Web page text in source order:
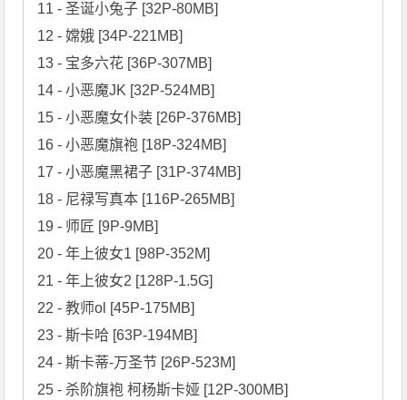
11 - 圣诞小兔子 [32P-80MB]
12 - 嫦娥 [34P-221MB]
13 - 宝多六花 [36P-307MB]
14 - 小恶魔JK [32P-524MB]
15 - 小恶魔女仆装 [26P-376MB]
16 - 小恶魔旗袍 [18P-324MB]
17 - 小恶魔黑裙子 [31P-374MB]
18 - 尼禄写真本 [116P-265MB]
19 - 师匠 [9P-9MB]
20 - 年上彼女1 [98P-352M]
21 - 年上彼女2 [128P-1.5G]
22 - 教师ol [45P-175MB]
23 - 斯卡哈 [63P-194MB]
24 - 斯卡蒂-万圣节 [26P-523M]
25 - 杀阶旗袍 柯杨斯卡娅 [12P-300MB]